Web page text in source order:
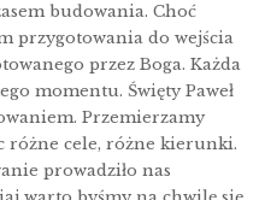
budowania. Choć
przygotowania do wejścia
przez Boga. Każda
momentu. Święty Paweł
Przemierzamy
różne cele, różne kierunki.
prowadziło nas